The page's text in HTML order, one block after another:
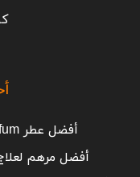
أفضل عطر eau de parfum نون Noon Store
أفضل مرهم